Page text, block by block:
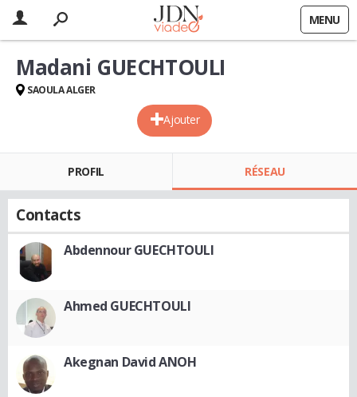
MENU
Ajouter
Madani GUECHTOULI
SAOULA ALGER
PROFIL RÉSEAU
Contacts
Abdennour GUECHTOULI
Ahmed GUECHTOULI
Akegnan David ANOH